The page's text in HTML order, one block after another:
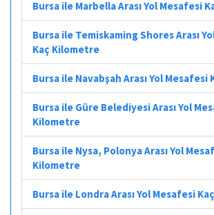
Bursa ile Marbella Arası Yol Mesafesi
Bursa ile Temiskaming Shores Arası
Kaç Kilometre
Bursa ile Navabşah Arası Yol
Bursa ile Güre Belediyesi Arası Yol
Kilometre
Bursa ile Nysa, Polonya Arası Yol
Kilometre
Bursa ile Londra Arası Yol Mesafesi